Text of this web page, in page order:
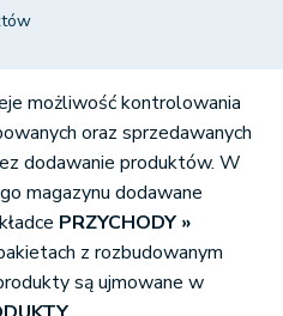
możliwość kontrolowania
oraz sprzedawanych
dodawanie produktów. W
magazynu dodawane
PRZYCHODY »
z rozbudowanym
są ujmowane w